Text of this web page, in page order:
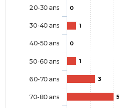
0
1
0
1
3
5
20-30 ans
30-40 ans
40-50 ans
50-60 ans
60-70 ans
70-80 ans